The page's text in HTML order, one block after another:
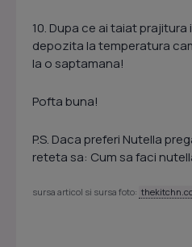
10. Dupa ce ai taiat
depozita la temperatura
la o saptamana!
Pofta buna!
P.S. Daca preferi Nutella
reteta sa: Cum sa faci
sursa articol si sursa foto: